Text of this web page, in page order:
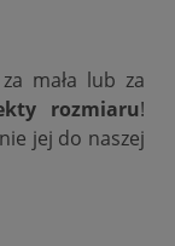
mała lub za
rozmiaru!
jej do naszej